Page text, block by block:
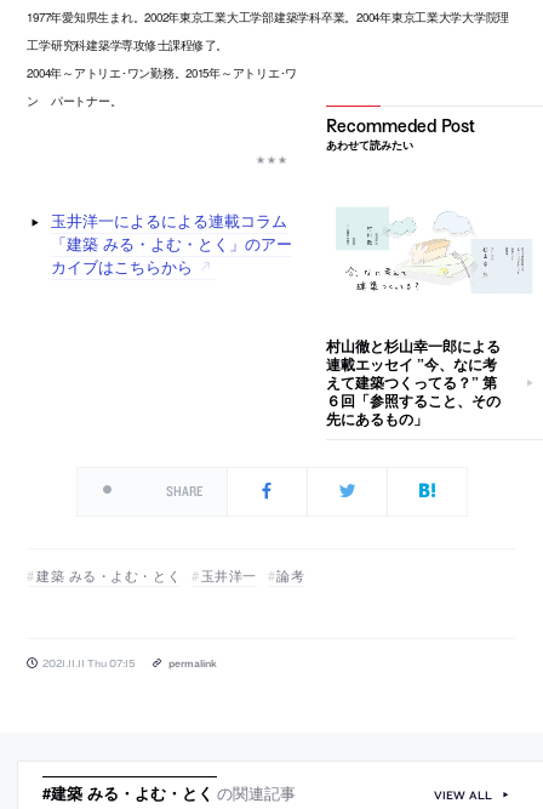
1977年愛知県生まれ。2002年東京工業大工学部建築学科卒業。2004年東京工業大学大学院理
工学研究科建築学専攻修士課程修了。
2004年～アトリエ･ワン勤務。2015年～アトリエ･ワ
ン パートナー。
玉井洋一によるによる連載コラム
「建築 みる・よむ・とく」のアー
カイブはこちらから
あわせて読みたい
村山徹と杉山幸一郎による
連載エッセイ ”今、なに考
えて建築つくってる？” 第
６回「参照すること、その
先にあるもの」
SHARE
建築 みる・よむ・とく 玉井洋一 論考
2021.11.11 Thu 07:15 permalink
#建築 みる・よむ・とく の関連記事 VIEW ALL